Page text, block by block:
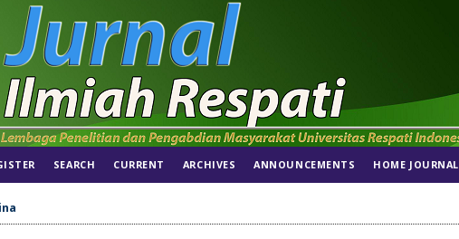
SEARCH CURRENT ARCHIVES ANNOUNCEMENTS HOME JOURNAL